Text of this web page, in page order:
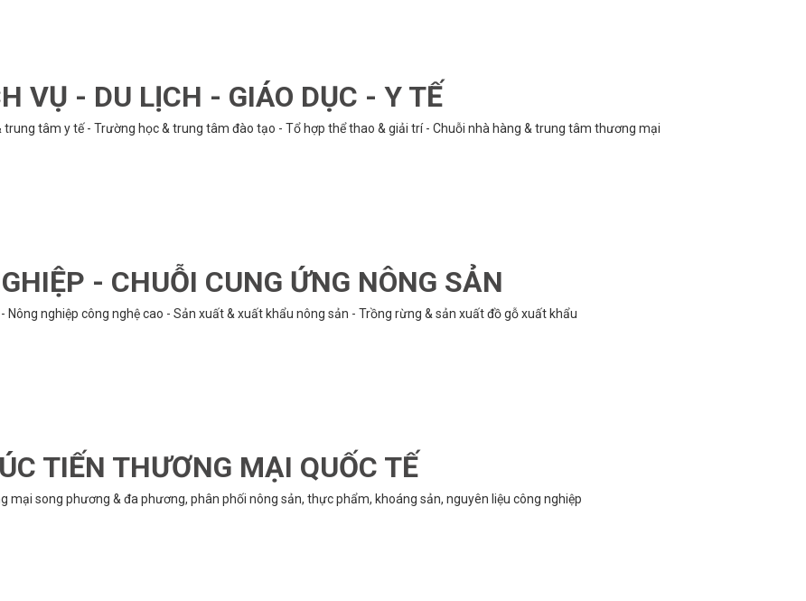
VỤ - DU LỊCH - GIÁO DỤC - Y TẾ
trung tâm y tế - Trường học & trung tâm đào tạo - Tổ hợp thể thao & giải trí - Chuỗi nhà hàng & trung tâm thương mại
- CHUỖI CUNG ỨNG NÔNG SẢN
Nông nghiệp công nghệ cao - Sản xuất & xuất khẩu nông sản - Trồng rừng & sản xuất đồ gỗ xuất khẩu
TIẾN THƯƠNG MẠI QUỐC TẾ
mại song phương & đa phương, phân phối nông sản, thực phẩm, khoáng sản, nguyên liệu công nghiệp